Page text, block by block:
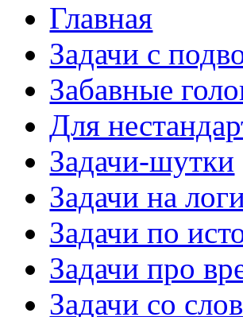
Главная
Задачи с
Забавные
Для
Задачи-шутки
Задачи на
Задачи по
Задачи про
Задачи со